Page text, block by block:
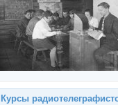
Курсы